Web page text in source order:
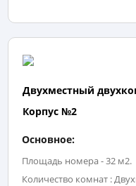
Двухместный
Корпус №2
Основное:
Площадь номера - 32 м2.
Количество комнат :